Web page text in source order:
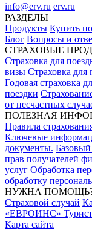
info@erv.ru erv.ru
РАЗДЕЛЫ
Продукты Купить
Блог Вопросы и
СТРАХОВЫЕ
Страховка для
визы Страховка для
Годовая страховка
поездки
от несчастных
ПОЛЕЗНАЯ
Правила
Ключевые
документы.
прав получателей
услуг Обработка
обработку
НУЖНА
Страховой случай
«ЕВРОИНС»
Карта сайта